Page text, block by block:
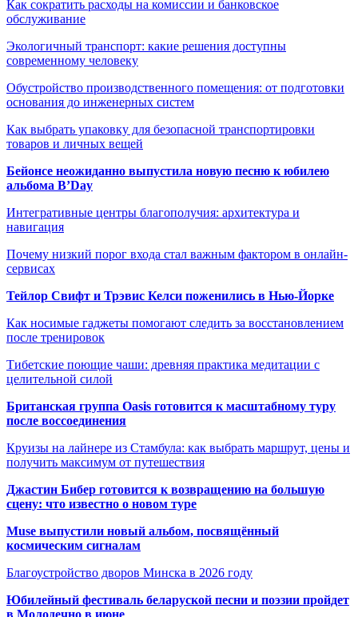
Как сократить расходы на комиссии и банковское
обслуживание
Экологичный транспорт: какие решения доступны
современному человеку
Обустройство производственного помещения: от подготовки
основания до инженерных систем
Как выбрать упаковку для безопасной транспортировки
товаров и личных вещей
Бейонсе неожиданно выпустила новую песню к юбилею
альбома B’Day
Интегративные центры благополучия: архитектура и
навигация
Почему низкий порог входа стал важным фактором в онлайн-
сервисах
Тейлор Свифт и Трэвис Келси поженились в Нью-Йорке
Как носимые гаджеты помогают следить за восстановлением
после тренировок
Тибетские поющие чаши: древняя практика медитации с
целительной силой
Британская группа Oasis готовится к масштабному туру
после воссоединения
Круизы на лайнере из Стамбула: как выбрать маршрут, цены и
получить максимум от путешествия
Джастин Бибер готовится к возвращению на большую
сцену: что известно о новом туре
Muse выпустили новый альбом, посвящённый
космическим сигналам
Благоустройство дворов Минска в 2026 году
Юбилейный фестиваль беларуской песни и поэзии пройдет
в Молодечно в июне